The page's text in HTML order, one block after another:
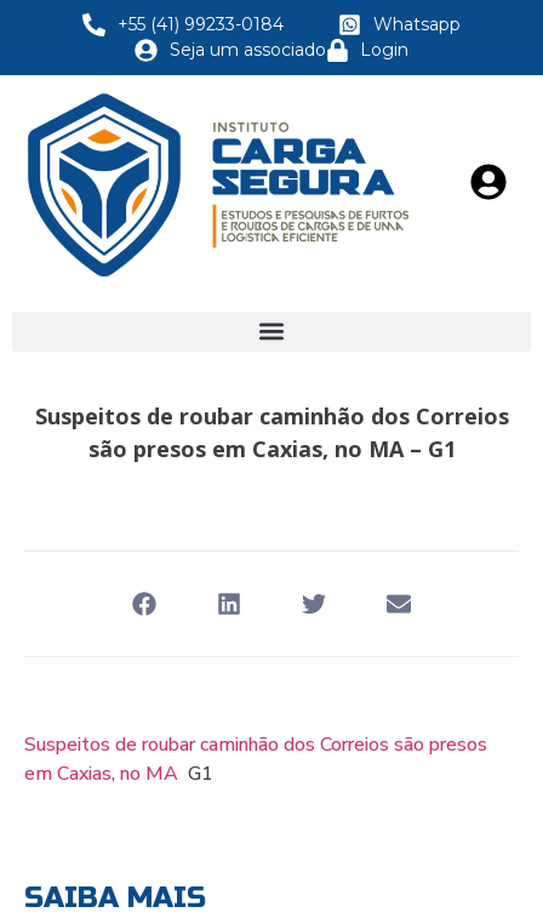
+55 (41) 99233-0184
Whatsapp
Seja um associado
Login
Suspeitos de roubar caminhão dos Correios
são presos em Caxias, no MA – G1
Suspeitos de roubar caminhão dos Correios são presos
em Caxias, no MA G1
SAIBA MAIS